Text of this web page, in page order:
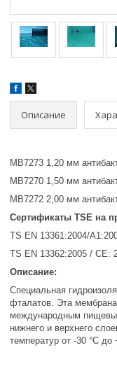
Описание
MB7273 1,20 мм
MB7270 1,50 мм
MB7272 2,00 мм
Сертификаты TSE на
TS EN 13361:2004/
TS EN 13362:2005 / CE:
Описание:
Специальная
фталатов. Эта мембрана
международным
нижнего и верхнего
температур от -30 °C до